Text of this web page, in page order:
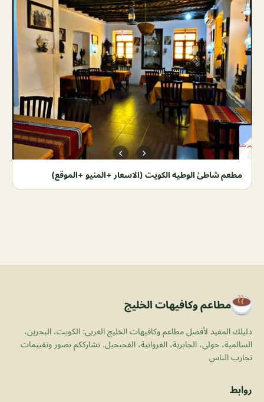
مطعم شاطئ الوطيه الكويت (الاسعار +المنيو +الموقع)
مطاعم وكافيهات الخليج
دليلك المفيد لأفضل مطاعم وكافيهات الخليج العربي: الكويت، البحرين،
السالمية، حولي، الجابرية، الفروانية، الفحيحيل. نشارككم بصور وتقييمات
تجارب الناس
روابط